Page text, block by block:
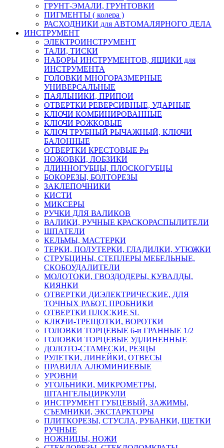
ГРУНТ-ЭМАЛИ, ГРУНТОВКИ
ПИГМЕНТЫ ( колера )
РАСХОДНИКИ для АВТОМАЛЯРНОГО ДЕЛА
ИНСТРУМЕНТ
ЭЛЕКТРОИНСТРУМЕНТ
ТАЛИ, ТИСКИ
НАБОРЫ ИНСТРУМЕНТОВ, ЯЩИКИ для
ИНСТРУМЕНТА
ГОЛОВКИ МНОГОРАЗМЕРНЫЕ
УНИВЕРСАЛЬНЫЕ
ПАЯЛЬНИКИ, ПРИПОИ
ОТВЕРТКИ РЕВЕРСИВНЫЕ, УДАРНЫЕ
КЛЮЧИ КОМБИНИРОВАННЫЕ
КЛЮЧИ РОЖКОВЫЕ
КЛЮЧ ТРУБНЫЙ РЫЧАЖНЫЙ, КЛЮЧИ
БАЛОННЫЕ
ОТВЕРТКИ КРЕСТОВЫЕ Рн
НОЖОВКИ, ЛОБЗИКИ
ДЛИННОГУБЦЫ, ПЛОСКОГУБЦЫ
БОКОРЕЗЫ, БОЛТОРЕЗЫ
ЗАКЛЕПОЧНИКИ
КИСТИ
МИКСЕРЫ
РУЧКИ ДЛЯ ВАЛИКОВ
ВАЛИКИ, РУЧНЫЕ КРАСКОРАСПЫЛИТЕЛИ
ШПАТЕЛИ
КЕЛЬМЫ, МАСТЕРКИ
ТЕРКИ, ПОЛУТЕРКИ, ГЛАДИЛКИ, УТЮЖКИ
СТРУБЦИНЫ, СТЕПЛЕРЫ МЕБЕЛЬНЫЕ,
СКОБОУДАЛИТЕЛИ
МОЛОТОКИ, ГВОЗДОДЕРЫ, КУВАЛДЫ,
КИЯНКИ
ОТВЕРТКИ ДИЭЛЕКТРИЧЕСКИЕ, ДЛЯ
ТОЧНЫХ РАБОТ, ПРОБНИКИ
ОТВЕРТКИ ПЛОСКИЕ SL
КЛЮЧИ-ТРЕЩОТКИ, ВОРОТКИ
ГОЛОВКИ ТОРЦЕВЫЕ 6-и ГРАННЫЕ 1/2
ГОЛОВКИ ТОРЦЕВЫЕ УДЛИНЕННЫЕ
ДОЛОТО-СТАМЕСКИ, РЕЗЦЫ
РУЛЕТКИ, ЛИНЕЙКИ, ОТВЕСЫ
ПРАВИЛА АЛЮМИНИЕВЫЕ
УРОВНИ
УГОЛЬНИКИ, МИКРОМЕТРЫ,
ШТАНГЕЛЬЦИРКУЛИ
ИНСТРУМЕНТ ГУБЦЕВЫЙ, ЗАЖИМЫ,
СЪЕМНИКИ, ЭКСТАРКТОРЫ
ПЛИТКОРЕЗЫ, СТУСЛА, РУБАНКИ, ЩЕТКИ
РУЧНЫЕ
НОЖНИЦЫ, НОЖИ